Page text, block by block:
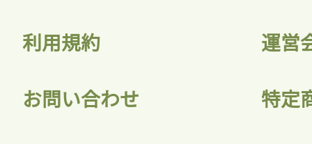
利用規約 運営
お問い合わせ 特定